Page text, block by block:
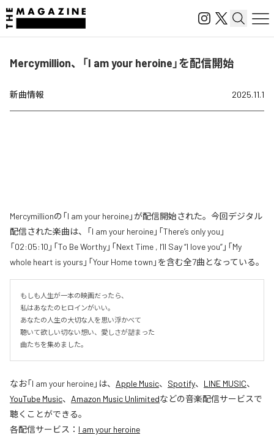
Mercymillion、「I am your heroine」を配信開始
新曲情報 2025.11.1
Mercymillionの「I am your heroine」が配信開始された。今回デジタル
配信された楽曲は、「I am your heroine」「There’s only you」
「02:05:10」「To Be Worthy」「Next Time , I’ll Say “I love you”」「My
whole heart is yours」「Your Home town」を含む全7曲となっている。
もしも人生が一本の映画だったら、
私はあなたのヒロインがいい。
あなたの人生の大切な人を思い浮かべて
聴いて欲しい切ない想い、愛しさが詰まった
曲たちを集めました。
なお「I am your heroine」は、 Apple Music、 Spotify、 LINE MUSIC、
YouTube Music、 Amazon Music Unlimitedなどの音楽配信サービスで
聴くことができる。
各配信サービス： I am your heroine